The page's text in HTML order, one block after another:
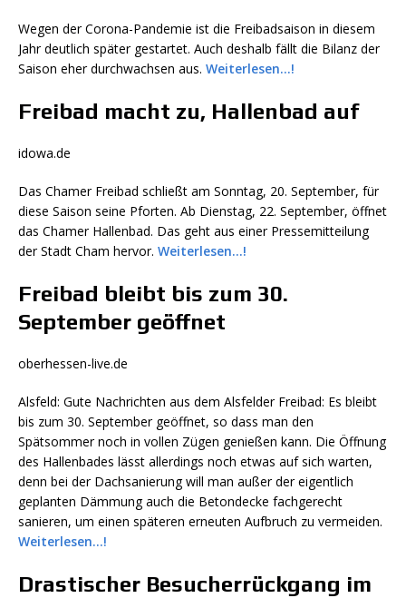
Wegen der Corona-Pandemie ist die Freibadsaison in diesem
Jahr deutlich später gestartet. Auch deshalb fällt die Bilanz der
Saison eher durchwachsen aus. Weiterlesen…!
Freibad macht zu, Hallenbad auf
idowa.de
Das Chamer Freibad schließt am Sonntag, 20. September, für
diese Saison seine Pforten. Ab Dienstag, 22. September, öffnet
das Chamer Hallenbad. Das geht aus einer Pressemitteilung
der Stadt Cham hervor. Weiterlesen…!
Freibad bleibt bis zum 30.
September geöffnet
oberhessen-live.de
Alsfeld: Gute Nachrichten aus dem Alsfelder Freibad: Es bleibt
bis zum 30. September geöffnet, so dass man den
Spätsommer noch in vollen Zügen genießen kann. Die Öffnung
des Hallenbades lässt allerdings noch etwas auf sich warten,
denn bei der Dachsanierung will man außer der eigentlich
geplanten Dämmung auch die Betondecke fachgerecht
sanieren, um einen späteren erneuten Aufbruch zu vermeiden.
Weiterlesen…!
Drastischer Besucherrückgang im